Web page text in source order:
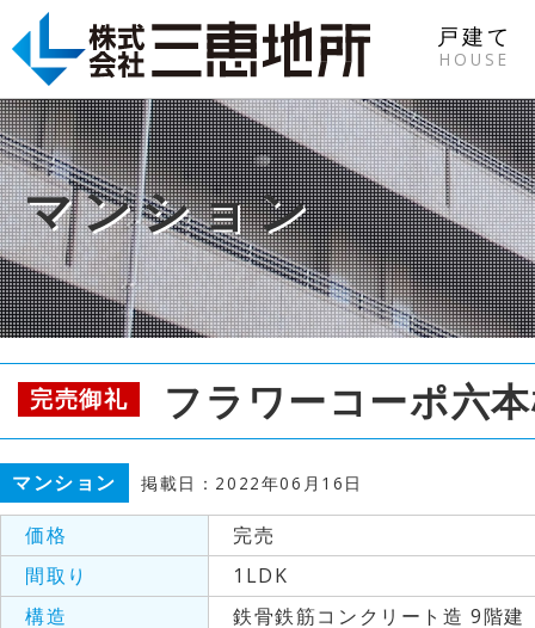
戸建て
HOUSE
マンション
完売御礼 フラワーコーポ六
マンション 掲載日：2022年06月16日
価格
完売
間取り
1LDK
構造
鉄骨鉄筋コンクリート造 9階建